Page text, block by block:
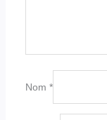
Nom *